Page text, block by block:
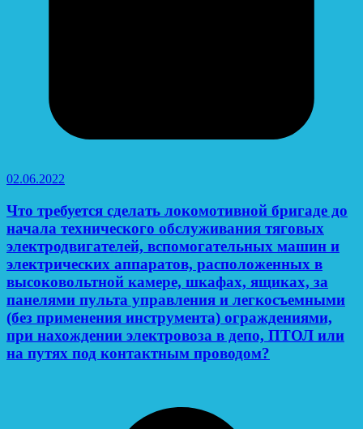
02.06.2022
Что требуется сделать локомотивной бригаде до
начала технического обслуживания тяговых
электродвигателей, вспомогательных машин и
электрических аппаратов, расположенных в
высоковольтной камере, шкафах, ящиках, за
панелями пульта управления и легкосъемными
(без применения инструмента) ограждениями,
при нахождении электровоза в депо, ПТОЛ или
на путях под контактным проводом?